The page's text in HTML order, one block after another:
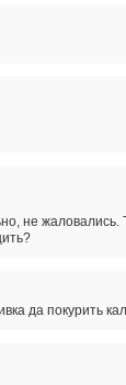
не жаловались.
да покурить